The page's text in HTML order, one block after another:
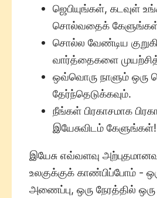
ஜெபியுங்கள், கடவுள்
சொல்வதைக்
சொல்ல வேண்டிய
வார்த்தைகளை
ஒவ்வொரு நாளும் ஒரு
தேர்ந்தெடுக்கவும்.
நீங்கள் பிரகாசமாக
இயேசுவிடம் கேளுங்கள்!
இயேசு எவ்வளவு
உலகுக்குக் காண்பிப்போம் -
அணைப்பு, ஒரு நேரத்தில்